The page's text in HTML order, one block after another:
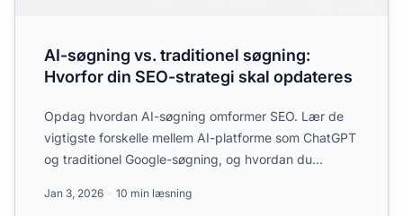
AI-søgning vs. traditionel søgning:
Hvorfor din SEO-strategi skal opdateres
Opdag hvordan AI-søgning omformer SEO. Lær de
vigtigste forskelle mellem AI-platforme som ChatGPT
og traditionel Google-søgning, og hvordan du
Jan 3, 2026 10 min læsning